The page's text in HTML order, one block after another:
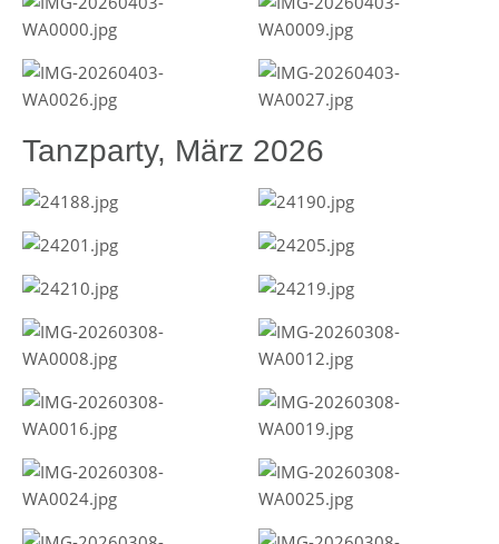
Tanzparty, März 2026